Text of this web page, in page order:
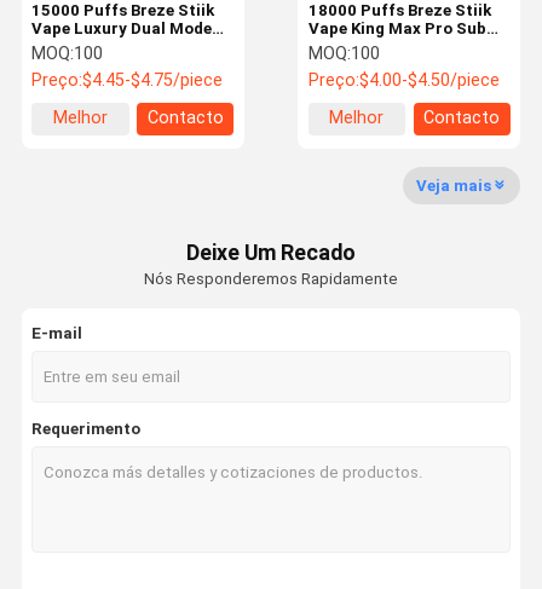
Fábrica
Controle De
Qualidade
Fale Conosco Notícias
caixa de elfo shisha
18000 Puffs Breze Stiik
Vape King Max Pro Sub
Ohm Mesh Coil Disponível
Ecig Pod
MOQ:100
Preço:$4.00-$4.50/piece
Melhor
Contacto
15000 Puffs Breze Stiik
Vape Luxury Dual Mode
Vape Design de Couro BS
Kingmax Narguilé
MOQ:100
Preço:$4.45-$4.75/piece
Melhor
Contacto
Veja mais
Deixe Um Recado
Nós Responderemos Rapidamente
E-mail
Requerimento